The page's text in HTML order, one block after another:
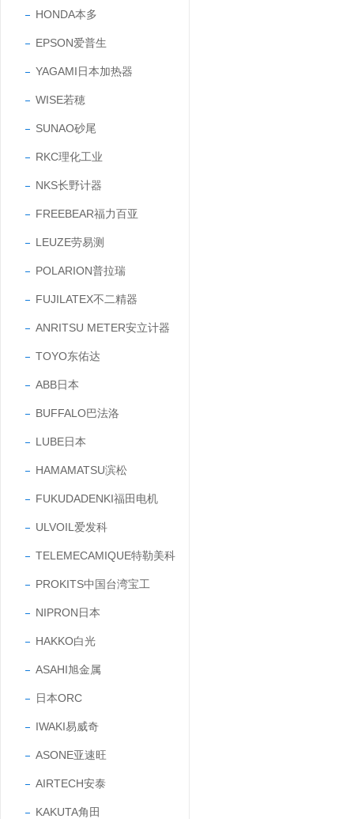
HONDA本多
EPSON爱普生
YAGAMI日本加热器
WISE若穂
SUNAO砂尾
RKC理化工业
NKS长野计器
FREEBEAR福力百亚
LEUZE劳易测
POLARION普拉瑞
FUJILATEX不二精器
ANRITSU METER安立计器
TOYO东佑达
ABB日本
BUFFALO巴法洛
LUBE日本
HAMAMATSU滨松
FUKUDADENKI福田电机
ULVOIL爱发科
TELEMECAMIQUE特勒美科
PROKITS中国台湾宝工
NIPRON日本
HAKKO白光
ASAHI旭金属
日本ORC
IWAKI易威奇
ASONE亚速旺
AIRTECH安泰
KAKUTA角田